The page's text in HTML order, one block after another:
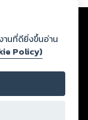
าละเมิดสิทธิใน
ลธรรม ดังนั้น ผู้อ่าน
ละหากท่านพบว่าส่วน
ท เพื่อทีมงานจะได้
ามพระราชบัญญัติ
านที่ดียิ่งขึ้นอ่าน
Policy)